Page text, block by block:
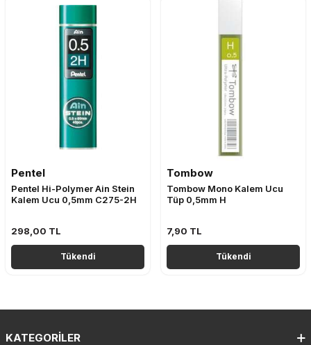
Pentel
Pentel Hi-Polymer Ain Stein
Kalem Ucu 0,5mm C275-2H
298,00 TL
Tükendi
Tombow
Tombow Mono Kalem Ucu
Tüp 0,5mm H
7,90 TL
Tükendi
KATEGORILER